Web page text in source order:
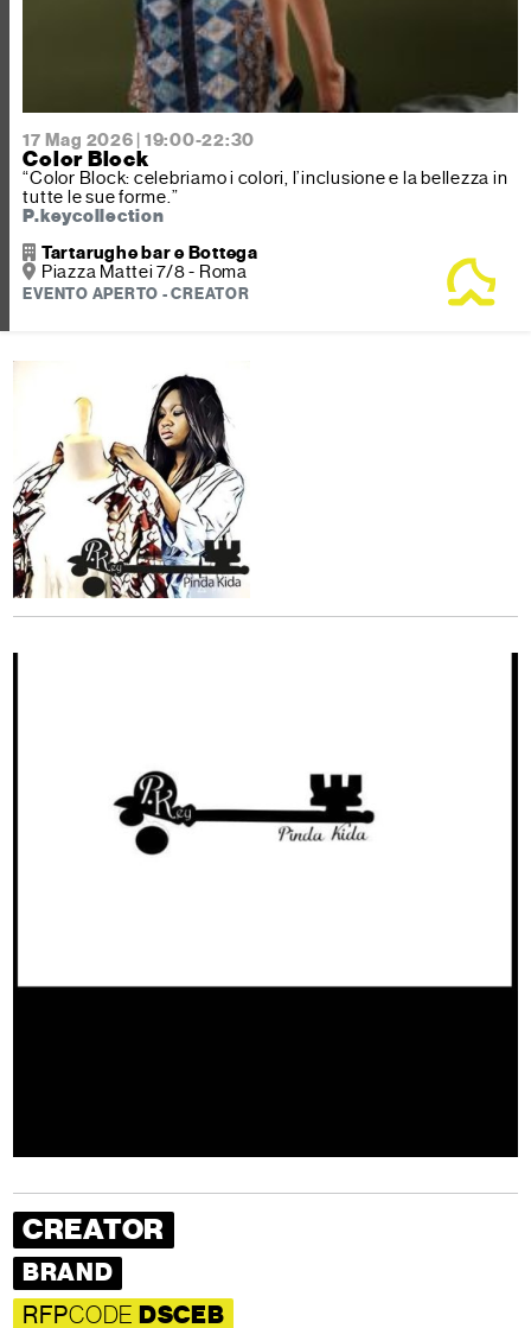
17 Mag 2026 | 19:00-22:30
Color Block
“Color Block: celebriamo i colori, l’inclusione e la bellezza in
tutte le sue forme.”
P.keycollection
Tartarughe bar e Bottega
Piazza Mattei 7/8 - Roma
EVENTO APERTO - CREATOR
CREATOR
BRAND
RFPCODE DSCEB